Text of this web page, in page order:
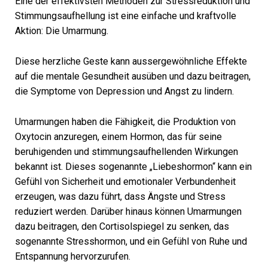
Stimmungsaufhellung ist eine einfache und kraftvolle
Aktion: Die Umarmung.
Diese herzliche Geste kann aussergewöhnliche Effekte
auf die mentale Gesundheit ausüben und dazu beitragen,
die Symptome von Depression und Angst zu lindern.
Umarmungen haben die Fähigkeit, die Produktion von
Oxytocin anzuregen, einem Hormon, das für seine
beruhigenden und stimmungsaufhellenden Wirkungen
bekannt ist. Dieses sogenannte „Liebeshormon“ kann ein
Gefühl von Sicherheit und emotionaler Verbundenheit
erzeugen, was dazu führt, dass Ängste und Stress
reduziert werden. Darüber hinaus können Umarmungen
dazu beitragen, den Cortisolspiegel zu senken, das
sogenannte Stresshormon, und ein Gefühl von Ruhe und
Entspannung hervorzurufen.